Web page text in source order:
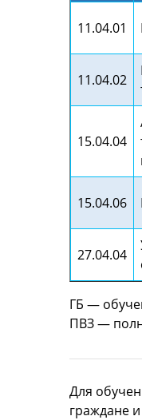
11.04.01
11.04.02
15.04.04
15.04.06
27.04.04
ГБ —
ПВЗ —
Для
граждане